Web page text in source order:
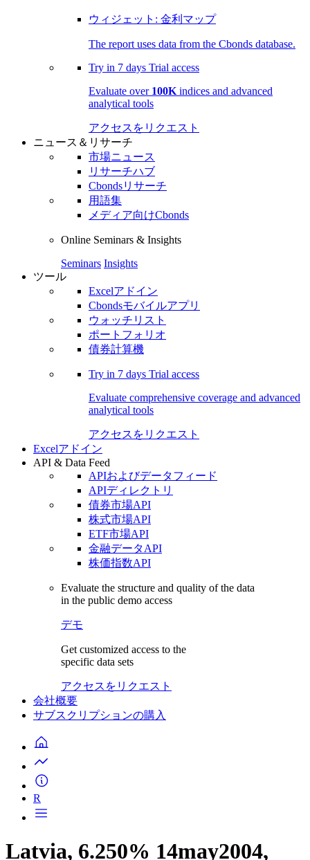
ウィジェット: 金利マップ
The report uses data from the Cbonds database.
Try in 7 days Trial access
Evaluate over 100K indices and advanced
analytical tools
アクセスをリクエスト
ニュース＆リサーチ
市場ニュース
リサーチハブ
Cbondsリサーチ
用語集
メディア向けCbonds
Online Seminars & Insights
Seminars Insights
ツール
Excelアドイン
Cbondsモバイルアプリ
ウォッチリスト
ポートフォリオ
債券計算機
Try in 7 days Trial access
Evaluate comprehensive coverage and advanced
analytical tools
アクセスをリクエスト
Excelアドイン
API & Data Feed
APIおよびデータフィード
APIディレクトリ
債券市場API
株式市場API
ETF市場API
金融データAPI
株価指数API
Evaluate the structure and quality of the data
in the public demo access
デモ
Get customized access to the
specific data sets
アクセスをリクエスト
会社概要
サブスクリプションの購入
R
Latvia, 6.250% 14may2004,